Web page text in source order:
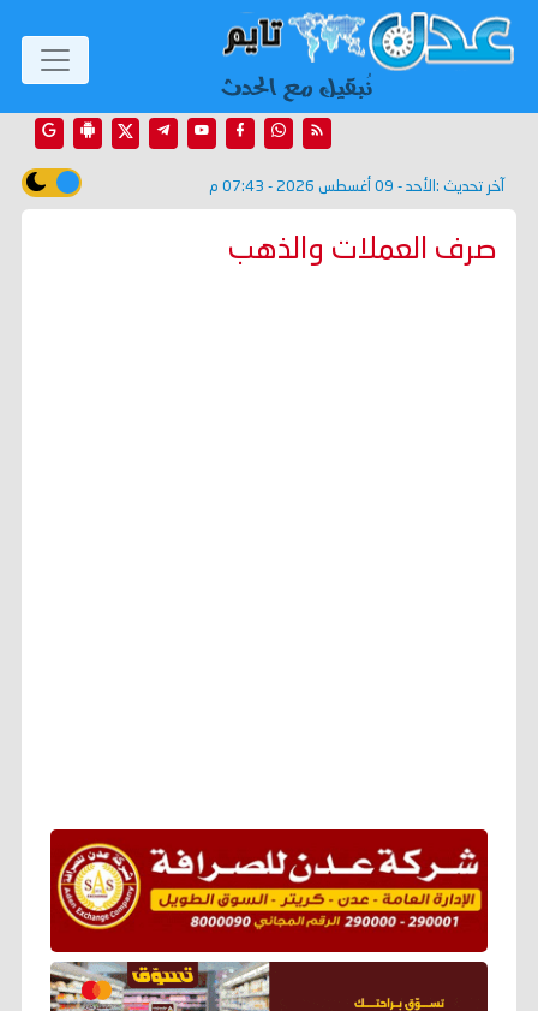
آخر تحديث : الأحد - 09 أغسطس 2026 - 07:43 م
صرف العملات والذهب